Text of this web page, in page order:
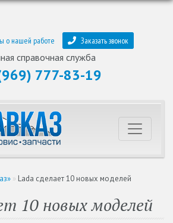
о нашей работе Заказать звонок
справочная служба
777-83-19
» Lada сделает 10 новых моделей
10 новых моделей